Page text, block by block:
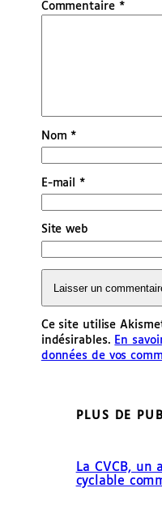
Commentaire *
Nom*
E-mail*
Site web
Ce site utilise
indésirables. En
données de vos
PLUS DE
La CVCB, un
cyclable